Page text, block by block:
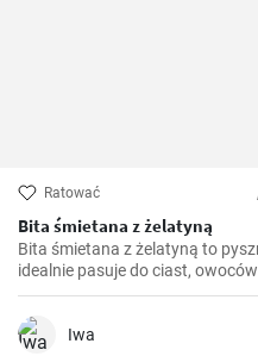
Ratować
Bita śmietana z żelatyną
Bita śmietana z żelatyną to
idealnie pasuje do ciast,
Iwa